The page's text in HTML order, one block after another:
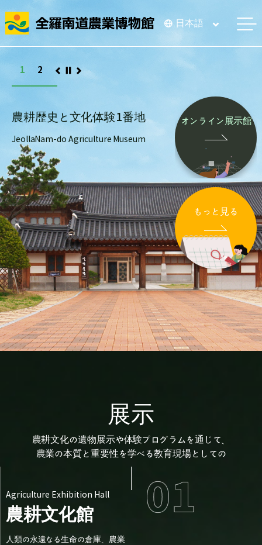
全羅南道農業博物館 日本語 메
農耕歴史と文化体験1番地
JeollaNam-do Agriculture Museum
バーチャル農作物栽培体験ゾーンの
子供たちが実際に土に触れ、農作物を植える体験型バーチャル体験
1 2
オンライン展示館
もっと見る
展示
農耕文化の遺物展示や体験プログラムを通じて、
農業の本質と重要性を学べる教育現場としての
Agriculture Exhibition Hall
農耕文化館
人類の永遠なる生命の倉庫、農業